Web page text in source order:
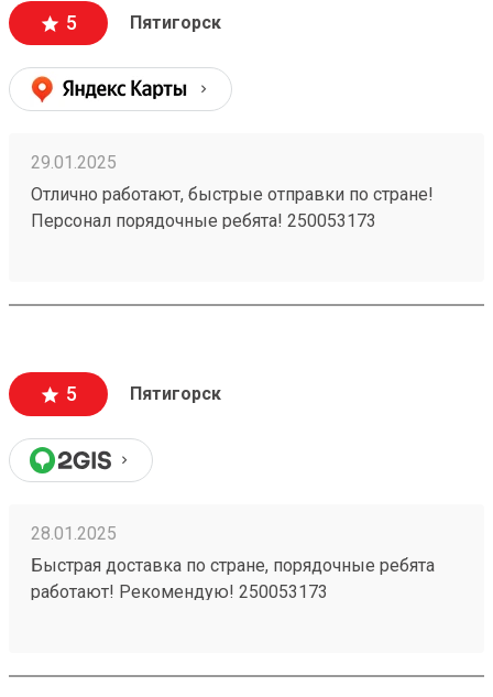
5 Пятигорск
29.01.2025
Отлично работают, быстрые отправки по стране!
Персонал порядочные ребята! 250053173
5 Пятигорск
28.01.2025
Быстрая доставка по стране, порядочные ребята
работают! Рекомендую! 250053173